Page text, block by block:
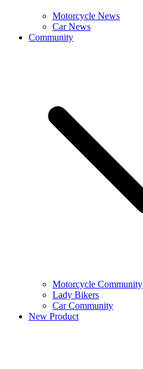
Motorcycle News
Car News
Community
Motorcycle Community
Lady Bikers
Car Community
New Product